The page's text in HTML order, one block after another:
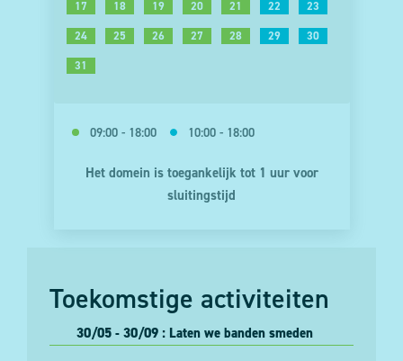
17
09:00 - 18:00 10:00 - 18:00
Het domein is toegankelijk tot 1 uur voor
sluitingstijd
Toekomstige activiteiten
30/05 - 30/09 : Laten we banden smeden